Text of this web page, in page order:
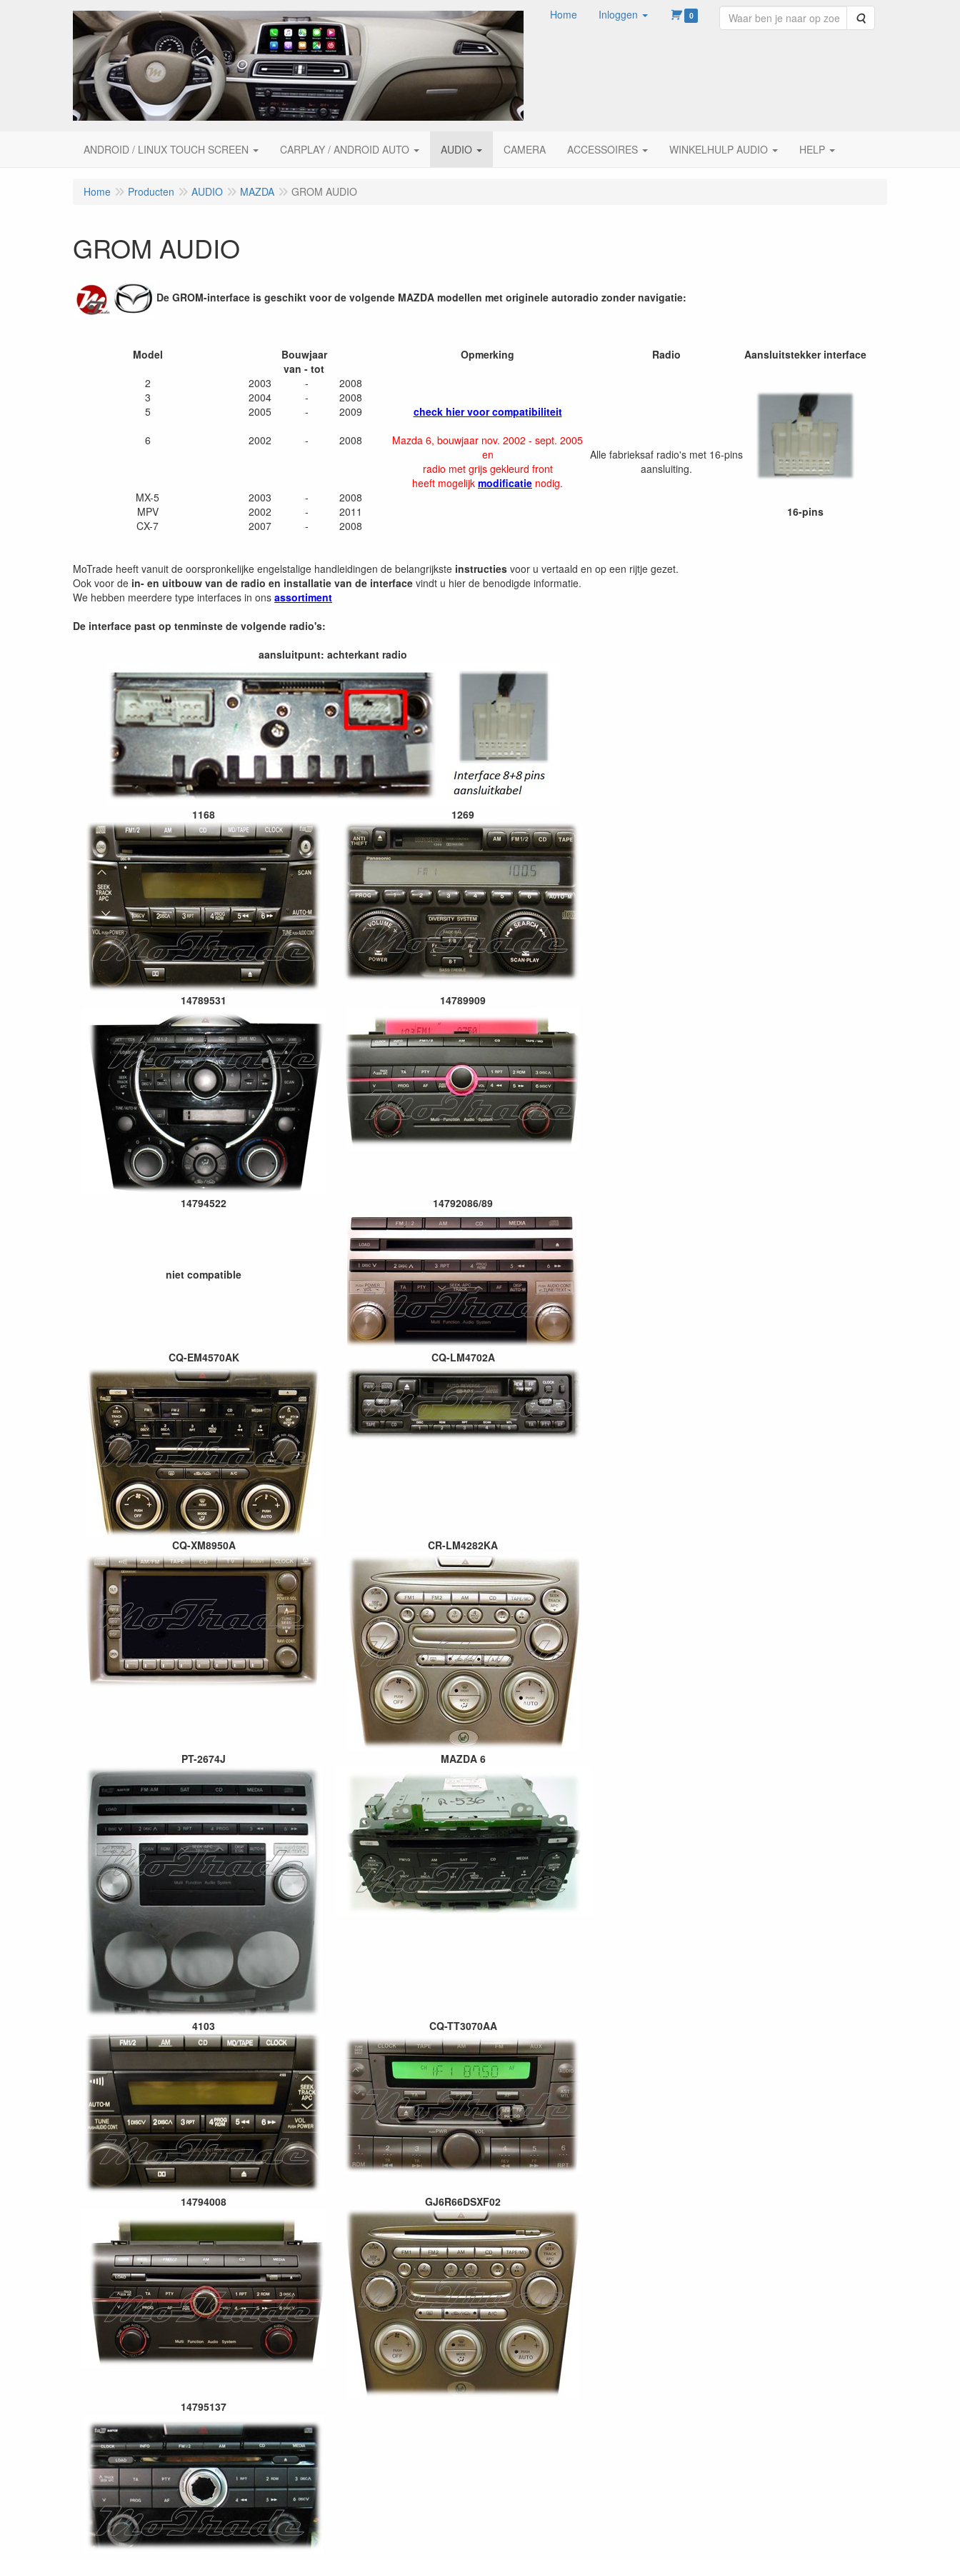
Home Inloggen 0 Zoeken
ANDROID / LINUX TOUCH SCREEN CARPLAY / ANDROID AUTO AUDIO CAMERA ACCESSOIRES WINKELHULP AUDIO HELP
Home Producten AUDIO MAZDA GROM AUDIO
GROM AUDIO
De GROM-interface is geschikt voor de volgende MAZDA modellen met originele autoradio zonder navigatie:
Model
Bouwjaar
van - tot
Opmerking Radio
Aansluitstekker interface
2
2003 - 2008
Alle fabrieksaf radio's met 16-pins
aansluiting.
3 2004 -
2008
5
2005 - 2009
check hier voor compatibiliteit
6
2002 - 2008
Mazda 6, bouwjaar nov. 2002 - sept. 2005
en
radio met grijs gekleurd front
heeft mogelijk modificatie nodig.
MX-5
2003 -
2008
MPV
2002 - 2011
16-pins
CX-7
2007 - 2008
MoTrade heeft vanuit de oorspronkelijke engelstalige handleidingen de belangrijkste instructies voor u vertaald en op een rijtje gezet.
Ook voor de in- en uitbouw van de radio en installatie van de interface vindt u hier de benodigde informatie.
We hebben meerdere type interfaces in ons assortiment
De interface past op tenminste de volgende radio's:
aansluitpunt: achterkant radio
1168 1269
14789531 14789909
14794522 14792086/89
niet compatible
CQ-EM4570AK CQ-LM4702A
CQ-XM8950A CR-LM4282KA
PT-2674J MAZDA 6
4103 CQ-TT3070AA
14794008 GJ6R66DSXF02
14795137